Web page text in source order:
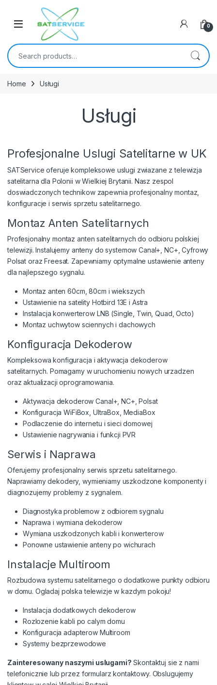
0
Search for:
Home Usługi
Usługi
Profesjonalne Uslugi Satelitarne w UK
SATService oferuje kompleksowe uslugi zwiazane z telewizja
satelitarna dla Polonii w Wielkiej Brytanii. Nasz zespol
doswiadczonych technikow zapewnia profesjonalny montaz,
konfiguracje i serwis sprzetu satelitarnego.
Montaz Anten Satelitarnych
Profesjonalny montaz anten satelitarnych do odbioru polskiej
telewizji. Instalujemy anteny do systemow Canal+, NC+, Cyfrowy
Polsat oraz Freesat. Zapewniamy optymalne ustawienie anteny
dla najlepszego sygnalu.
Montaz anten 60cm, 80cm i wiekszych
Ustawienie na satelity Hotbird 13E i Astra
Instalacja konwerterow LNB (Single, Twin, Quad, Octo)
Montaz uchwytow sciennych i dachowych
Konfiguracja Dekoderow
Kompleksowa konfiguracja i aktywacja dekoderow
satelitarnych. Pomagamy w uruchomieniu nowych urzadzen
oraz aktualizacji oprogramowania.
Aktywacja dekoderow Canal+, NC+, Polsat
Konfiguracja WiFiBox, UltraBox, MediaBox
Podlaczenie do internetu i sieci domowej
Ustawienie nagrywania i funkcji PVR
Serwis i Naprawa
Oferujemy profesjonalny serwis sprzetu satelitarnego.
Naprawiamy dekodery, wymieniamy uszkodzone komponenty i
diagnozujemy problemy z sygnalem.
Diagnostyka problemow z odbiorem sygnalu
Naprawa i wymiana dekoderow
Wymiana uszkodzonych kabli i konwerterow
Ponowne ustawienie anteny po wichurach
Instalacje Multiroom
Rozbudowa systemu satelitarnego o dodatkowe punkty odbioru
w domu. Ogladaj polska telewizje w kazdym pokoju!
Instalacja dodatkowych dekoderow
Rozlozenie kabli po calym domu
Konfiguracja adapterow Multiroom
Systemy bezprzewodowe
Zainteresowany naszymi uslugami? Skontaktuj sie z nami
telefonicznie lub przez formularz kontaktowy. Obslugujemy